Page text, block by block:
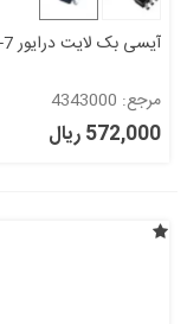
آیسی بک لایت درایور AP5725WG-7
مرجع: 4343000
572,000 ریال